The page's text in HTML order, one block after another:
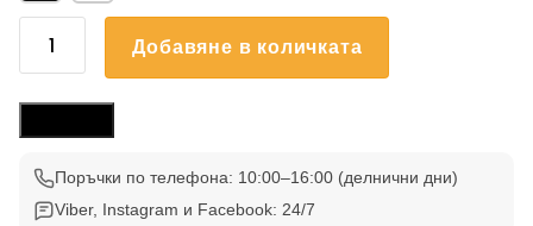
количество
Ину
004
Добавяне в количката
Поръчки по телефона: 10:00–16:00 (делнични дни)
Viber, Instagram и Facebook: 24/7